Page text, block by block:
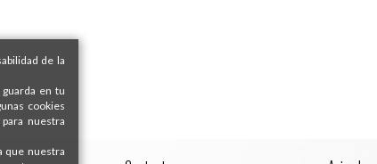
de la
en tu
cookies
nuestra
que nuestra